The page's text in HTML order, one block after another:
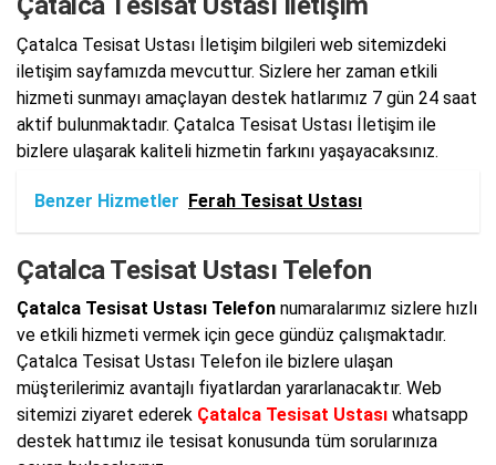
Çatalca Tesisat Ustası İletişim bilgileri web sitemizdeki
iletişim sayfamızda mevcuttur. Sizlere her zaman etkili
hizmeti sunmayı amaçlayan destek hatlarımız 7 gün 24 saat
aktif bulunmaktadır. Çatalca Tesisat Ustası İletişim ile
bizlere ulaşarak kaliteli hizmetin farkını yaşayacaksınız.
Benzer Hizmetler Ferah Tesisat Ustası
Çatalca Tesisat Ustası Telefon
Çatalca Tesisat Ustası Telefon numaralarımız sizlere hızlı
ve etkili hizmeti vermek için gece gündüz çalışmaktadır.
Çatalca Tesisat Ustası Telefon ile bizlere ulaşan
müşterilerimiz avantajlı fiyatlardan yararlanacaktır. Web
sitemizi ziyaret ederek Çatalca Tesisat Ustası whatsapp
destek hattımız ile tesisat konusunda tüm sorularınıza